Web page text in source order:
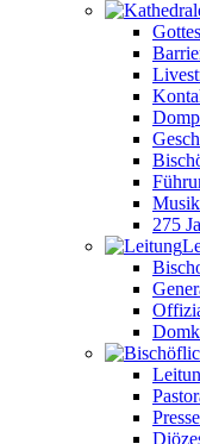
275